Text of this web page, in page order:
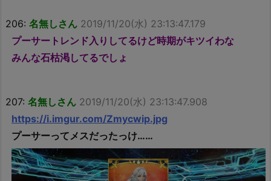
206: 名無しさん 2019/11/20(水) 23:13:47.179
プーサートレンド入りしてるけど時期がキツイわな
みんな石枯渇してるでしょ
207: 名無しさん 2019/11/20(水) 23:13:47.908
https://i.imgur.com/Zmycwip.jpg
プーサーってメスだったっけ……